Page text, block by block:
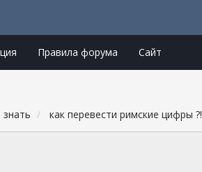
Правила форума Сайт
знать как перевести римские цифры ?!